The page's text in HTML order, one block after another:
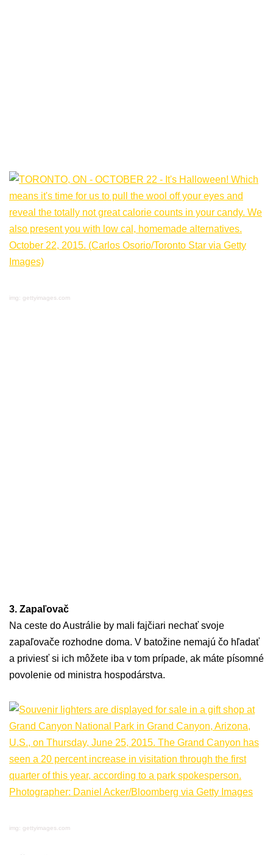
img: gettyimages.com
3. Zapaľovač
Na ceste do Austrálie by mali fajčiari nechať svoje
zapaľovače rozhodne doma. V batožine nemajú čo hľadať
a priviesť si ich môžete iba v tom prípade, ak máte písomné
povolenie od ministra hospodárstva.
img: gettyimages.com